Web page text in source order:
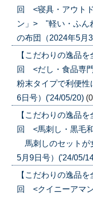
回 <寝具・アウト
ン」> "軽い・ふん
の布団（2024年5月
【こだわりの逸品
回 <だし・食品専
粉末タイプで利便性
6日号）('24/05/20)
【こだわりの逸品
回 <馬刺し・黒毛
馬刺しのセットが
5月9日号）('24/05/
【こだわりの逸品
回 <クイニーアマ